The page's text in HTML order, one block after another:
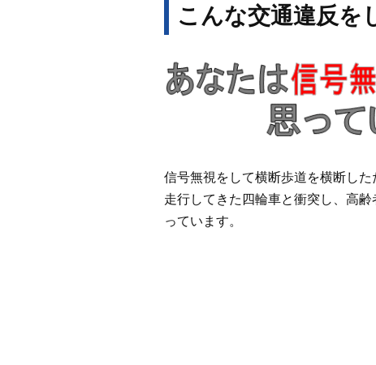
こんな交通違反を
信号無視をして横断歩道を横断し
走行してきた四輪車と衝突し、高齢
っています。